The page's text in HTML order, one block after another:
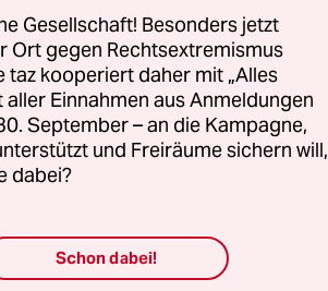
– sie
die Aktion
Gesellschaft! Besonders jetzt
Ort gegen Rechtsextremismus
taz kooperiert daher mit „Alles
Einnahmen aus Anmeldungen
September – an die Kampagne,
und Freiräume sichern will,
dabei?
Schon dabei!